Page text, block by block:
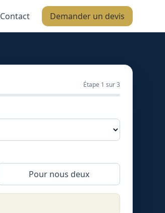
Contact Demander un devis
Étape 1 sur 3
Pour nous deux